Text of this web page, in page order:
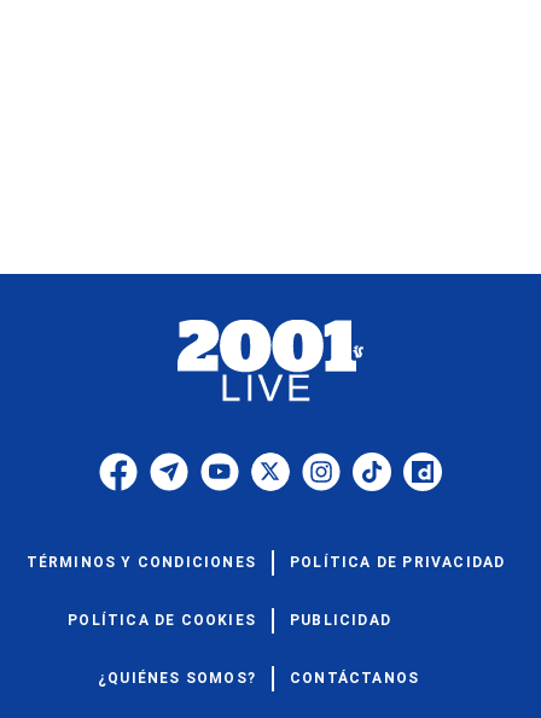
TÉRMINOS Y CONDICIONES POLÍTICA DE PRIVACIDAD
POLÍTICA DE COOKIES PUBLICIDAD
¿QUIÉNES SOMOS? CONTÁCTANOS